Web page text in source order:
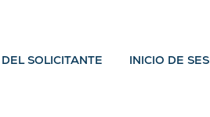
SOLICITANTE INICIO DE